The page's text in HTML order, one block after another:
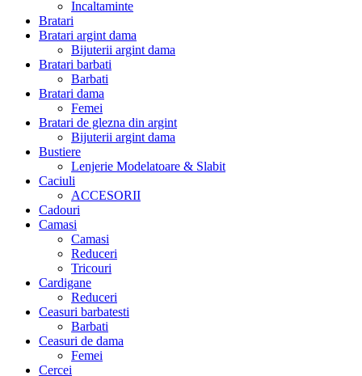
Incaltaminte
Bratari
Bratari argint dama
Bijuterii argint dama
Bratari barbati
Barbati
Bratari dama
Femei
Bratari de glezna din argint
Bijuterii argint dama
Bustiere
Lenjerie Modelatoare & Slabit
Caciuli
ACCESORII
Cadouri
Camasi
Camasi
Reduceri
Tricouri
Cardigane
Reduceri
Ceasuri barbatesti
Barbati
Ceasuri de dama
Femei
Cercei